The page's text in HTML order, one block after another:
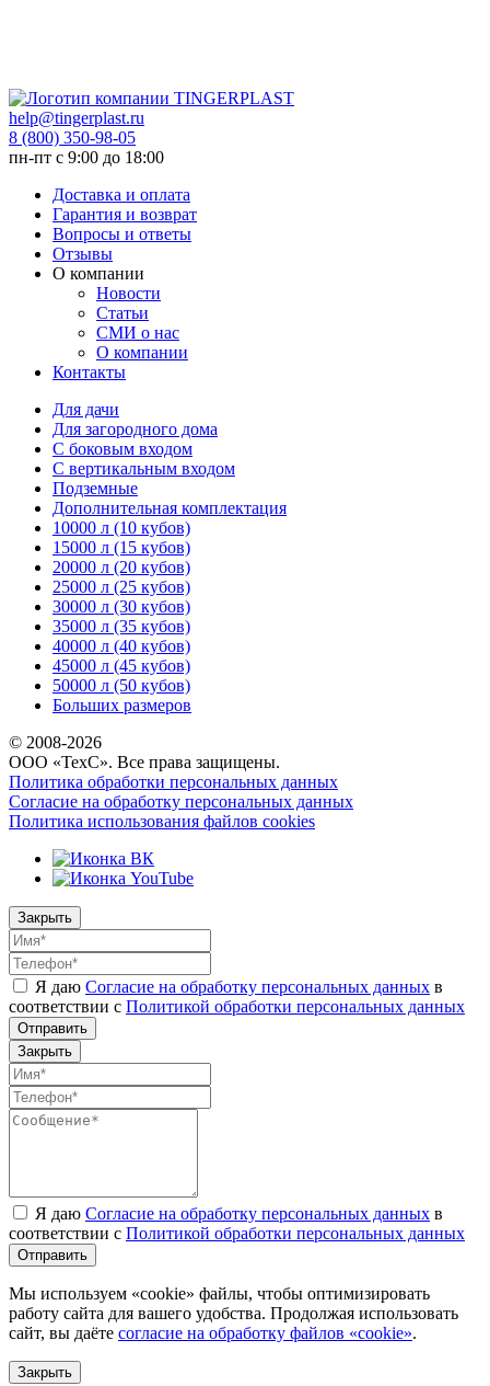
help@tingerplast.ru
8 (800) 350-98-05
пн-пт c 9:00 до 18:00
Доставка и оплата
Гарантия и возврат
Вопросы и ответы
Отзывы
О компании
Новости
Статьи
СМИ о нас
О компании
Контакты
Для дачи
Для загородного дома
С боковым входом
С вертикальным входом
Подземные
Дополнительная комплектация
10000 л (10 кубов)
15000 л (15 кубов)
20000 л (20 кубов)
25000 л (25 кубов)
30000 л (30 кубов)
35000 л (35 кубов)
40000 л (40 кубов)
45000 л (45 кубов)
50000 л (50 кубов)
Больших размеров
© 2008-2026
ООО «ТехС». Все права защищены.
Политика обработки персональных данных
Согласие на обработку персональных данных
Политика использования файлов cookies
Закрыть
Я даю Согласие на обработку персональных данных в
соответствии с Политикой обработки персональных данных
Отправить
Закрыть
Я даю Согласие на обработку персональных данных в
соответствии с Политикой обработки персональных данных
Отправить
Мы используем «cookie» файлы, чтобы оптимизировать
работу сайта для вашего удобства. Продолжая использовать
сайт, вы даёте согласие на обработку файлов «cookie».
Закрыть